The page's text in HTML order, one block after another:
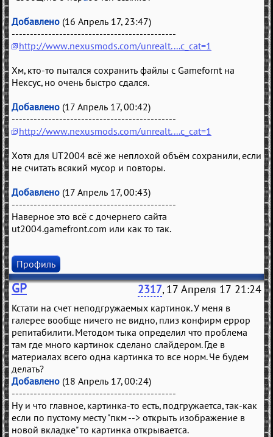
Добавлено (16 Апрель 17, 23:47)
---------------------------------------------
http://www.nexusmods.com/unrealt....c_cat=1
Хм, кто-то пытался сохранить файлы с Gamefornt на
Нексус, но очень быстро сдался.
Добавлено (17 Апрель 17, 00:42)
---------------------------------------------
http://www.nexusmods.com/unrealt....c_cat=1
Хотя для UT2004 всё же неплохой объём сохранили, если
не считать всякий мусор и повторы.
Добавлено (17 Апрель 17, 00:43)
---------------------------------------------
Наверное это всё с дочернего сайта
ut2004.gamefront.com или как то так.
Профиль
GP 2317, 17 Апреля 17 21:24
Кстати на счет неподгружаемых картинок. У меня в
галерее вообще ничего не видно, плиз конфирм еррор
репитабилити. Методом тыка определил что проблема
там где много картинок сделано слайдером. Где в
материалах всего одна картинка то все норм. Че будем
делать?
Добавлено (18 Апрель 17, 00:24)
---------------------------------------------
Ну и что главное, картинка-то есть, подгружаетса, так-как
если по пустому месту "пкм --> открыть изображение в
новой вкладке" то картинка открываетса.